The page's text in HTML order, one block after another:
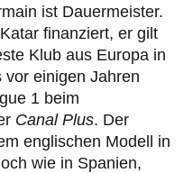
ist Dauermeister.
finanziert, er gilt
Klub aus Europa in
einigen Jahren
1 beim
Canal Plus. Der
englischen Modell in
wie in Spanien,